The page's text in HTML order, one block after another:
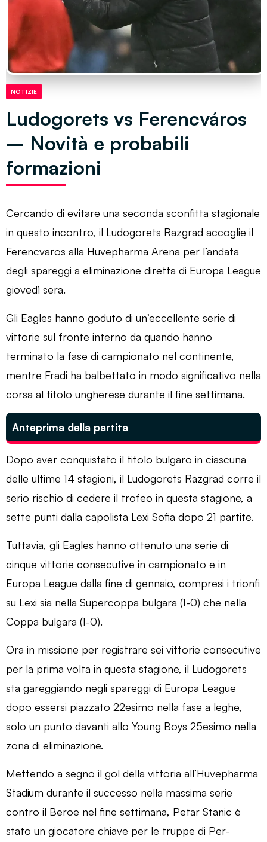
NOTIZIE
Ludogorets vs Ferencváros
– Novità e probabili
formazioni
Cercando di evitare una seconda sconfitta stagionale
in questo incontro, il Ludogorets Razgrad accoglie il
Ferencvaros alla Huvepharma Arena per l’andata
degli spareggi a eliminazione diretta di Europa League
giovedì sera.
Gli Eagles hanno goduto di un’eccellente serie di
vittorie sul fronte interno da quando hanno
terminato la fase di campionato nel continente,
mentre Fradi ha balbettato in modo significativo nella
corsa al titolo ungherese durante il fine settimana.
Anteprima della partita
Dopo aver conquistato il titolo bulgaro in ciascuna
delle ultime 14 stagioni, il Ludogorets Razgrad corre il
serio rischio di cedere il trofeo in questa stagione, a
sette punti dalla capolista Lexi Sofia dopo 21 partite.
Tuttavia, gli Eagles hanno ottenuto una serie di
cinque vittorie consecutive in campionato e in
Europa League dalla fine di gennaio, compresi i trionfi
su Lexi sia nella Supercoppa bulgara (1-0) che nella
Coppa bulgara (1-0).
Ora in missione per registrare sei vittorie consecutive
per la prima volta in questa stagione, il Ludogorets
sta gareggiando negli spareggi di Europa League
dopo essersi piazzato 22esimo nella fase a leghe,
solo un punto davanti allo Young Boys 25esimo nella
zona di eliminazione.
Mettendo a segno il gol della vittoria all’Huvepharma
Stadium durante il successo nella massima serie
contro il Beroe nel fine settimana, Petar Stanic è
stato un giocatore chiave per le truppe di Per-